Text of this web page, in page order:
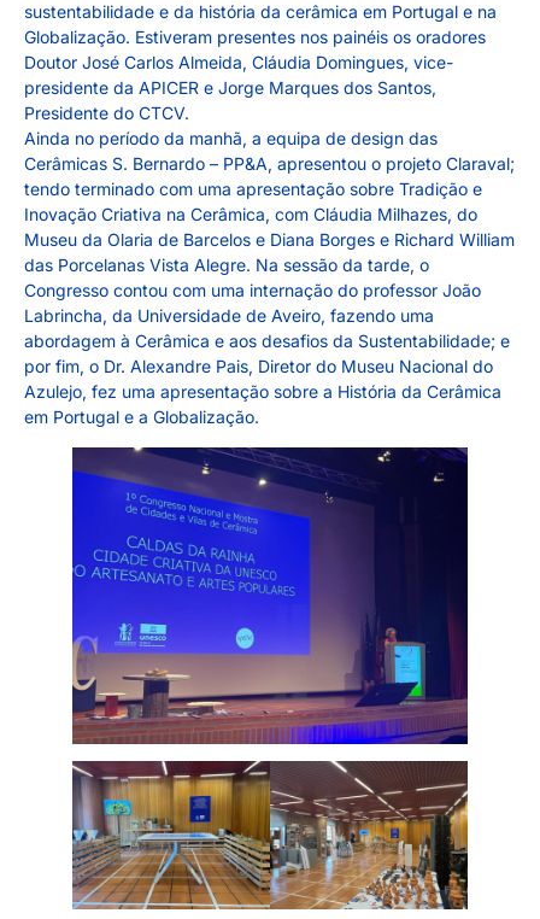
sustentabilidade e da história da cerâmica em Portugal e na
Globalização. Estiveram presentes nos painéis os oradores
Doutor José Carlos Almeida, Cláudia Domingues, vice-
presidente da APICER e Jorge Marques dos Santos,
Presidente do CTCV.
Ainda no período da manhã, a equipa de design das
Cerâmicas S. Bernardo – PP&A, apresentou o projeto Claraval;
tendo terminado com uma apresentação sobre Tradição e
Inovação Criativa na Cerâmica, com Cláudia Milhazes, do
Museu da Olaria de Barcelos e Diana Borges e Richard William
das Porcelanas Vista Alegre. Na sessão da tarde, o
Congresso contou com uma internação do professor João
Labrincha, da Universidade de Aveiro, fazendo uma
abordagem à Cerâmica e aos desafios da Sustentabilidade; e
por fim, o Dr. Alexandre Pais, Diretor do Museu Nacional do
Azulejo, fez uma apresentação sobre a História da Cerâmica
em Portugal e a Globalização.